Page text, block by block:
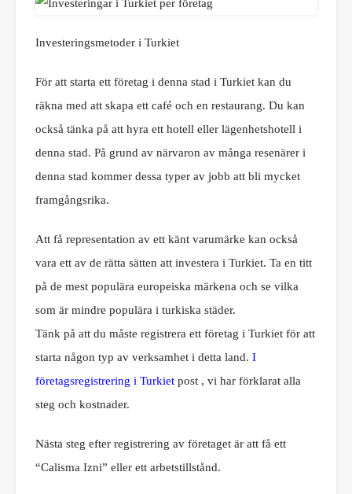
Investeringsmetoder i Turkiet
För att starta ett företag i denna stad i Turkiet kan du
räkna med att skapa ett café och en restaurang. Du kan
också tänka på att hyra ett hotell eller lägenhetshotell i
denna stad. På grund av närvaron av många resenärer i
denna stad kommer dessa typer av jobb att bli mycket
framgångsrika.
Att få representation av ett känt varumärke kan också
vara ett av de rätta sätten att investera i Turkiet. Ta en titt
på de mest populära europeiska märkena och se vilka
som är mindre populära i turkiska städer.
Tänk på att du måste registrera ett företag i Turkiet för att
starta någon typ av verksamhet i detta land. I
företagsregistrering i Turkiet post , vi har förklarat alla
steg och kostnader.
Nästa steg efter registrering av företaget är att få ett
“Calisma Izni” eller ett arbetstillstånd.